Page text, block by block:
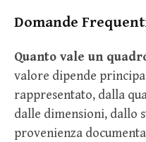
Domande
Quanto vale un
valore dipende
rappresentato, dalla
dalle dimensioni, dallo
provenienza